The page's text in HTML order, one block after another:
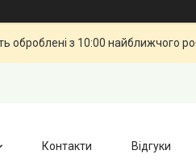
оброблені з 10:00 найближчого
Контакти Відгуки